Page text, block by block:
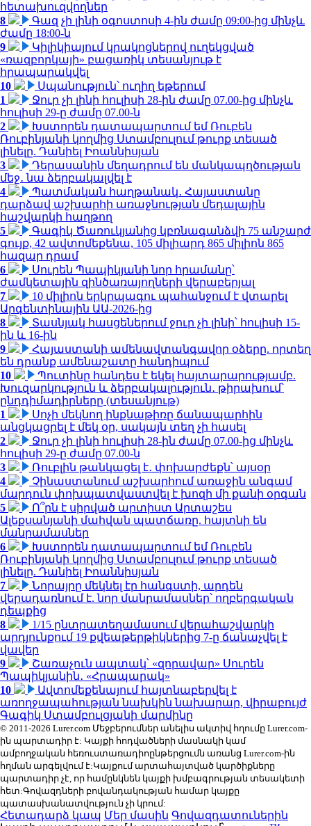
հետախուզվողներ
8
Գազ չի լինի օգոստոսի 4-ին ժամը 09:00-ից մինչև
ժամը 18:00-ն
9
Կիլիկիայում կրակոցներով ուղեկցված
«ռազբորկայի» բացառիկ տեսանյութ է
հրապարակվել
10
Սպանություն՝ ուղիղ եթերում
1
Ջուր չի լինի հուլիսի 28-ին ժամը 07.00-ից մինչև
հուլիսի 29-ը ժամը 07.00-ն
2
Խստորեն դատապարտում եմ Ռուբեն
Ռուբինյանի կողմից Ստամբուլում թուրք տեսած
լինելը. Դանիել Իոաննիսյան
3
Դերասանին մեղադրում են մանկապղծության
մեջ․ նա ձերբակալվել է
4
Պատմական հաղթանակ․ Հայաստանը
դարձավ աշխարհի առաջնության մեդալային
հաշվարկի հաղթող
5
Գագիկ Ծառուկյանից կբռնագանձվի 75 անշարժ
գույք, 42 ավտոմեքենա, 105 միլիարդ 865 միլիոն 865
հազար դրամ
6
Սուրեն Պապիկյանի նոր հրամանը՝
ժամկետային զինծառայողների վերաբերյալ
7
10 միլիոն երկրպագու պահանջում է վտարել
Արգենտինային ԱԱ-2026-ից
8
Տասնյակ հասցեներում ջուր չի լինի՝ հուլիսի 15-
ին և 16-ին
9
Հայաստանի ամենավտանգավոր օձերը. որտեղ
են դրանք ամենաշատը հանդիպում
10
Պուտինը հանդես է եկել հայտարարությամբ.
Խուզարկություն և ձերբակալություն․ թիրախում՝
ընդդիմադիրները (տեսանյութ)
1
Սոչի մեկնող ինքնաթիռը ճանապարհին
անցկացրել է մեկ օր, սակայն տեղ չի հասել
2
Ջուր չի լինի հուլիսի 28-ին ժամը 07.00-ից մինչև
հուլիսի 29-ը ժամը 07.00-ն
3
Ռուբլին թանկացել է․ փոխարժեքն՝ այսօր
4
Չինաստանում աշխարհում առաջին անգամ
մարդուն փոխպատվաստվել է խոզի մի քանի օրգան
5
Ո՞րն է սիրված արտիստ Արտաշես
Ալեքսանյանի մահվան պատճառը. հայտնի են
մանրամասներ
6
Խստորեն դատապարտում եմ Ռուբեն
Ռուբինյանի կողմից Ստամբուլում թուրք տեսած
լինելը. Դանիել Իոաննիսյան
7
Նորայրը մեկնել էր հանգստի, արդեն
վերադառնում է. նոր մանրամասներ՝ ողբերգական
դեպքից
8
1/15 ընտրատեղամասում վերահաշվարկի
արդյունքում 19 քվեաթերթիկներից 7-ը ճանաչվել է
վավեր
9
Շառաչուն ապտակ՝ «զորավար» Սուրեն
Պապիկյանին․ «Հրապարակ»
10
Ավտոմեքենայում հայտնաբերվել է
առողջապահության նախկին նախարար, վիրաբույժ
Գագիկ Ստամբուլցյանի մարմինը
© 2011-2026 Lurer.com Մեջբերումներ անելիս ակտիվ հղումը Lurer.com-
ին պարտադիր է: Կայքի հոդվածների մասնակի կամ
ամբողջական հեռուստառադիոընթերցումն առանց Lurer.com-ին
հղման արգելվում է:Կայքում արտահայտված կարծիքները
պարտադիր չէ, որ համընկնեն կայքի խմբագրության տեսակետի
հետ:Գովազդների բովանդակության համար կայքը
պատասխանատվություն չի կրում:
Հետադարձ կապ Մեր մասին Գովազդատուներին